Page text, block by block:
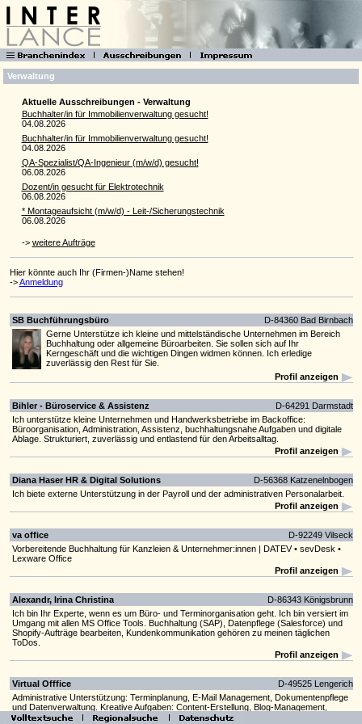
Verwaltung
Aktuelle Ausschreibungen - Verwaltung
Buchhalter/in für Immobilienverwaltung gesucht!
04.08.2026
Buchhalter/in für Immobilienverwaltung gesucht!
04.08.2026
QA-Spezialist/QA-Ingenieur (m/w/d) gesucht!
06.08.2026
Dozent/in gesucht für Elektrotechnik
06.08.2026
* Montageaufsicht (m/w/d) - Leit-/Sicherungstechnik
06.08.2026
-> weitere Aufträge
Hier könnte auch Ihr (Firmen-)Name stehen!
->Anmeldung
SB Buchführungsbüro
D-84360 Bad Birnbach
Gerne Unterstütze ich kleine und mittelständische Unternehmen im Bereich
Buchhaltung oder allgemeine Büroarbeiten. Sie sollen sich auf Ihr
Kerngeschäft und die wichtigen Dingen widmen können. Ich erledige
zuverlässig den Rest für Sie.
Profil anzeigen
Bihler - Büroservice & Assistenz
D-64291 Darmstadt
Ich unterstütze kleine Unternehmen und Handwerksbetriebe im Backoffice:
Büroorganisation, Administration, Assistenz, buchhaltungsnahe Aufgaben und digitale
Ablage. Strukturiert, zuverlässig und entlastend für den Arbeitsalltag.
Profil anzeigen
Diana Haser HR & Digital Solutions
D-56368 Katzenelnbogen
Ich biete externe Unterstützung in der Payroll und der administrativen Personalarbeit.
Profil anzeigen
va office
D-92249 Vilseck
Vorbereitende Buchhaltung für Kanzleien & Unternehmer:innen | DATEV • sevDesk •
Lexware Office
Profil anzeigen
Alexandr, Irina Christina
D-86343 Königsbrunn
Ich bin Ihr Experte, wenn es um Büro- und Terminorganisation geht. Ich bin versiert im
Umgang mit allen MS Office Tools. Buchhaltung (SAP), Datenpflege (Salesforce) und
Shopify-Aufträge bearbeiten, Kundenkommunikation gehören zu meinen täglichen
ToDos.
Profil anzeigen
Virtual Offfice
D-49525 Lengerich
Administrative Unterstützung: Terminplanung, E-Mail Management, Dokumentenpflege
und Datenverwaltung. Kreative Aufgaben: Content-Erstellung, Blog-Management,
Social-Media Management und Design-Arbeiten.